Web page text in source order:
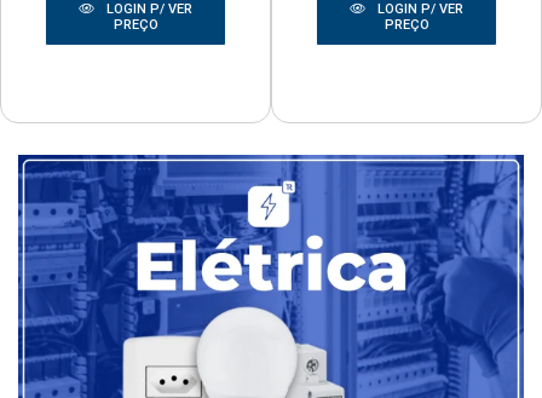
LOGIN P/ VER
PREÇO
LOGIN P/ VER
PREÇO